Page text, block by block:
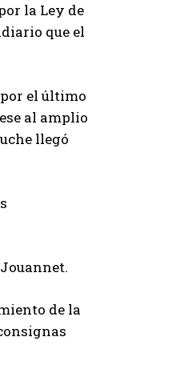
la Ley de
que el
el último
al amplio
llegó
de la